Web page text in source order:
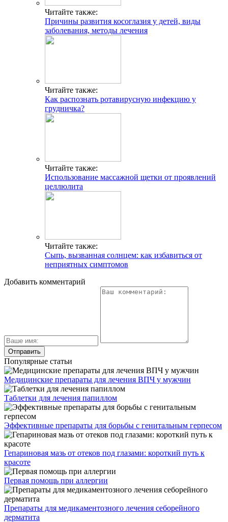
Читайте также:
Причины развития косоглазия у детей, виды
заболевания, методы лечения
Читайте также:
Как распознать ротавирусную инфекцию у
грудничка?
Читайте также:
Использование массажной щетки от проявлений
целлюлита
Читайте также:
Сыпь, вызванная солнцем: как избавиться от
неприятных симптомов
Добавить комментарий
Популярные статьи
Медицинские препараты для лечения ВПЧ у мужчин
Таблетки для лечения папиллом
Эффективные препараты для борьбы с генитальным герпесом
Гепариновая мазь от отеков под глазами: короткий путь к
красоте
Первая помощь при аллергии
Препараты для медикаментозного лечения себорейного
дерматита